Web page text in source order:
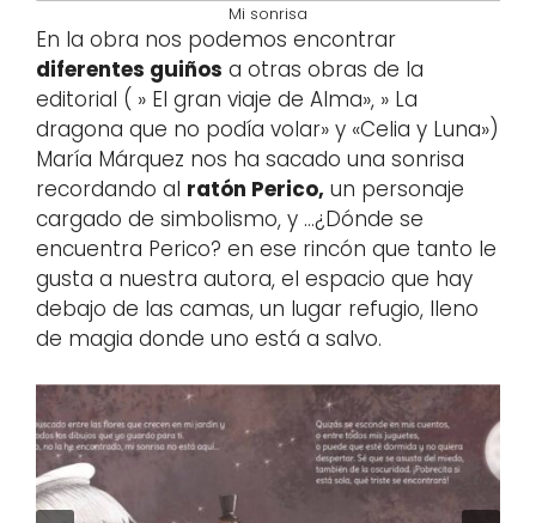
Mi sonrisa
En la obra nos podemos encontrar
diferentes guiños a otras obras de la
editorial ( » El gran viaje de Alma», » La
dragona que no podía volar» y «Celia y Luna»)
María Márquez nos ha sacado una sonrisa
recordando al ratón Perico, un personaje
cargado de simbolismo, y …¿Dónde se
encuentra Perico? en ese rincón que tanto le
gusta a nuestra autora, el espacio que hay
debajo de las camas, un lugar refugio, lleno
de magia donde uno está a salvo.